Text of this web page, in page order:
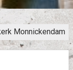
Monnickendam